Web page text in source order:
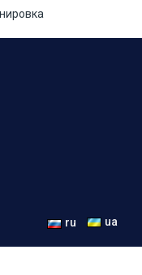
ru ua